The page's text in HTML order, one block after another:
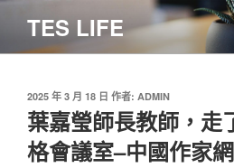
主
TES LIFE
發
佈
於
2025 年 3 月 18 日 作者: ADMIN
葉嘉瑩師長教師，走
格會議室–中國作家網